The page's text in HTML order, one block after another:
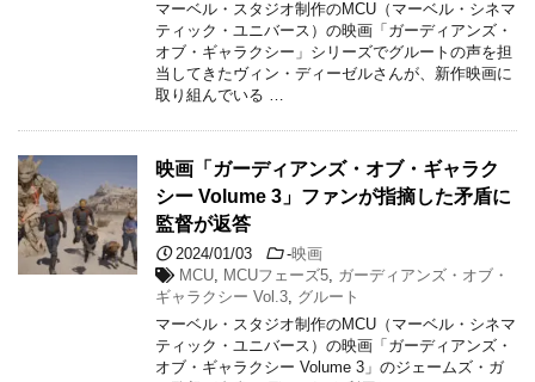
マーベル・スタジオ制作のMCU（マーベル・シネマ
ティック・ユニバース）の映画「ガーディアンズ・
オブ・ギャラクシー」シリーズでグルートの声を担
当してきたヴィン・ディーゼルさんが、新作映画に
取り組んでいる …
映画「ガーディアンズ・オブ・ギャラク
シー Volume 3」ファンが指摘した矛盾に
監督が返答
2024/01/03 -映画
MCU
MCUフェーズ5
ガーディアンズ・オブ・
ギャラクシー Vol.3
グルート
マーベル・スタジオ制作のMCU（マーベル・シネマ
ティック・ユニバース）の映画「ガーディアンズ・
オブ・ギャラクシー Volume 3」のジェームズ・ガ